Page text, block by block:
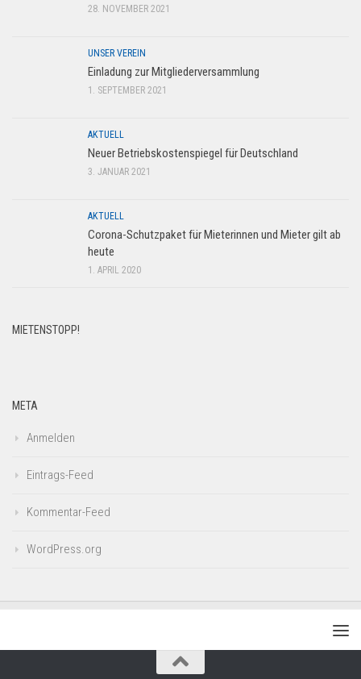
28. NOVEMBER 2021
UNSER VEREIN
Einladung zur Mitgliederversammlung
1. SEPTEMBER 2021
AKTUELL
Neuer Betriebskostenspiegel für Deutschland
3. JANUAR 2021
AKTUELL
Corona-Schutzpaket für Mieterinnen und Mieter gilt ab
heute
1. APRIL 2020
MIETENSTOPP!
META
Anmelden
Eintrags-Feed
Kommentar-Feed
WordPress.org